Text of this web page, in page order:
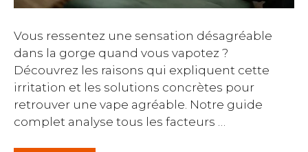
Vous ressentez une sensation désagréable
dans la gorge quand vous vapotez ?
Découvrez les raisons qui expliquent cette
irritation et les solutions concrètes pour
retrouver une vape agréable. Notre guide
complet analyse tous les facteurs …